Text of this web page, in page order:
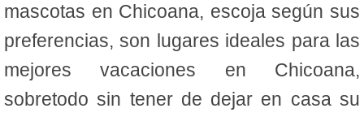
mascotas en Chicoana, escoja según sus
preferencias, son lugares ideales para las
mejores vacaciones en Chicoana,
sobretodo sin tener de dejar en casa su